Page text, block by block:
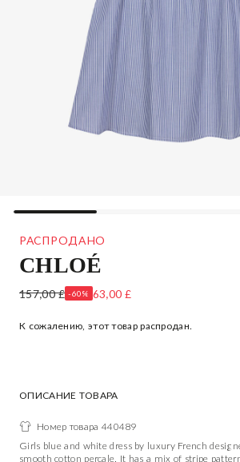
РАСПРОДАНО
CHLOÉ
БЕЛО-ГОЛУБОЕ ПЛАТЬЕ ИЗ ХЛОПКА
157,00 £ -60% 63,00 £
К сожалению, этот товар распродан.
ОПИСАНИЕ ТОВАРА
Номер товара 440489
Girls blue and white dress by luxury French
smooth cotton percale. It has a mix of stripe